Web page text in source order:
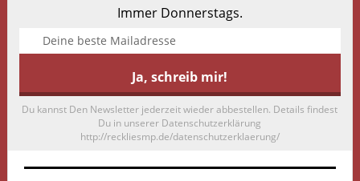
Immer Donnerstags.
Du kannst Den Newsletter jederzeit wieder abbestellen. Details findest
Du in unserer Datenschutzerklärung
http://reckliesmp.de/datenschutzerklaerung/